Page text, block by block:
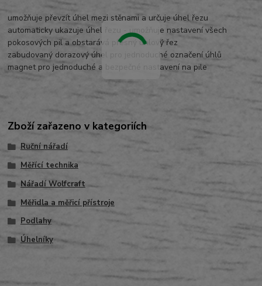
umožňuje převzít úhel mezi stěnami a určuje úhel řezu
automaticky ukazuje úhel řezu - umožňuje nastavení všech
pokosových pil a obstarává přesný úhlový řez
zabudovaný dorazový úhel pro jednoduché označení úhlů
magnet pro jednoduché a bezpečné nastavení na pile
Zboží zařazeno v kategoriích
Ruční nářadí
Měřící technika
Nářadí Wolfcraft
Měřidla a měřicí přístroje
Podlahy
Úhelníky